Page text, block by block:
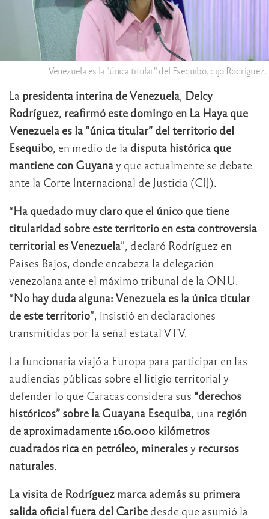
Venezuela es la "única titular" del Esequibo, dijo Rodríguez.
La presidenta interina de Venezuela, Delcy
Rodríguez, reafirmó este domingo en La Haya que
Venezuela es la “única titular” del territorio del
Esequibo, en medio de la disputa histórica que
mantiene con Guyanay que actualmente se debate
ante la Corte Internacional de Justicia (CIJ).
“Ha quedado muy claro que el único que tiene
titularidad sobre este territorio en esta controversia
territorial es Venezuela”, declaró Rodríguez en
Países Bajos, donde encabeza la delegación
venezolana ante el máximo tribunal de la ONU.
“No hay duda alguna: Venezuela es la única titular
de este territorio”, insistió en declaraciones
transmitidas por la señal estatal VTV.
La funcionaria viajó a Europa para participar en las
audiencias públicas sobre el litigio territorial y
defender lo que Caracas considera sus “derechos
históricos” sobre la Guayana Esequiba, una región
de aproximadamente 160.000 kilómetros
cuadrados rica en petróleo, mineralesy recursos
naturales.
La visita de Rodríguez marca además su primera
salida oficial fuera del Caribe desde que asumió la